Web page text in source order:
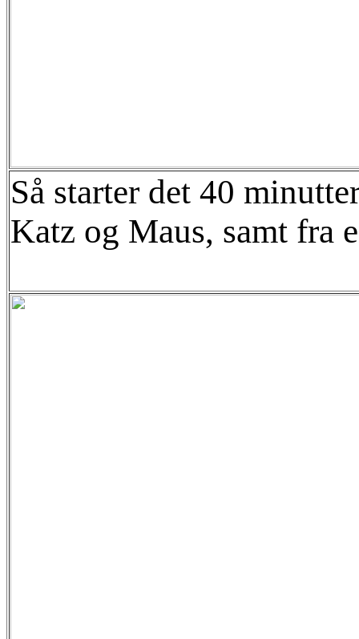
Så starter det 40
Katz og Maus, samt fra